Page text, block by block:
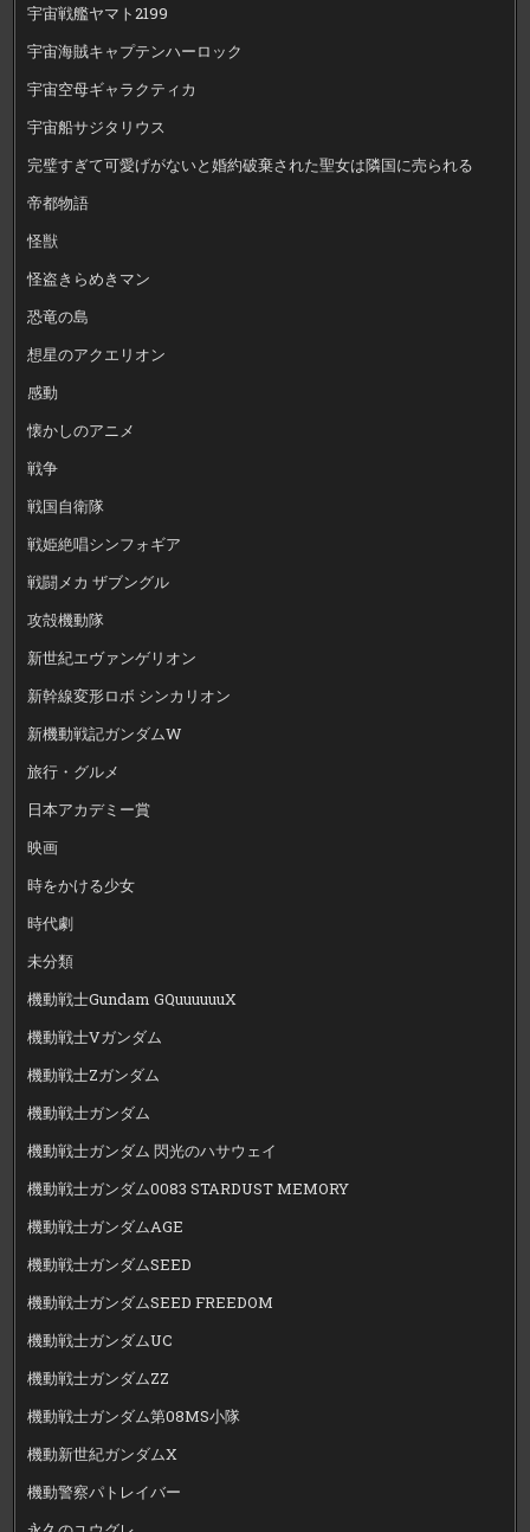
宇宙戦艦ヤマト2199
宇宙海賊キャプテンハーロック
宇宙空母ギャラクティカ
宇宙船サジタリウス
完璧すぎて可愛げがないと婚約破棄された聖女は隣国に売られる
帝都物語
怪獣
怪盗きらめきマン
恐竜の島
想星のアクエリオン
感動
懐かしのアニメ
戦争
戦国自衛隊
戦姫絶唱シンフォギア
戦闘メカ ザブングル
攻殻機動隊
新世紀エヴァンゲリオン
新幹線変形ロボ シンカリオン
新機動戦記ガンダムW
旅行・グルメ
日本アカデミー賞
映画
時をかける少女
時代劇
未分類
機動戦士Gundam GQuuuuuuX
機動戦士Vガンダム
機動戦士Zガンダム
機動戦士ガンダム
機動戦士ガンダム 閃光のハサウェイ
機動戦士ガンダム0083 STARDUST MEMORY
機動戦士ガンダムAGE
機動戦士ガンダムSEED
機動戦士ガンダムSEED FREEDOM
機動戦士ガンダムUC
機動戦士ガンダムZZ
機動戦士ガンダム第08MS小隊
機動新世紀ガンダムX
機動警察パトレイバー